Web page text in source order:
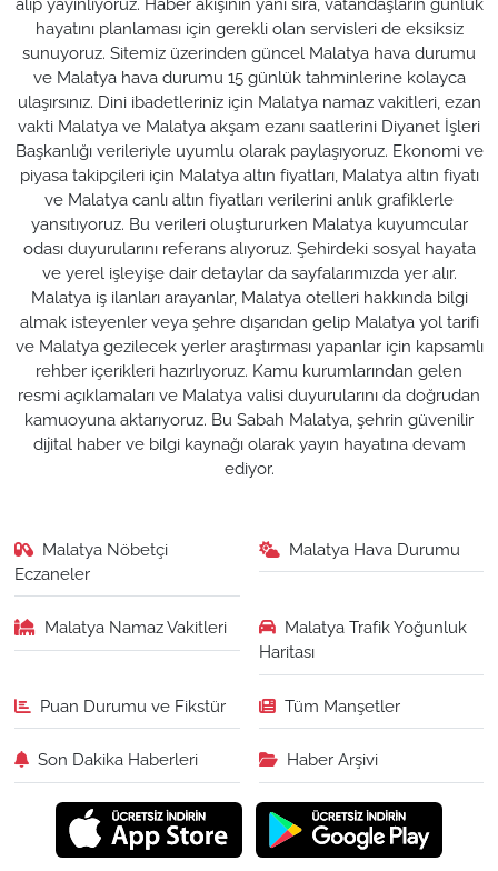
hayatını planlaması için gerekli olan servisleri de eksiksiz
sunuyoruz. Sitemiz üzerinden güncel Malatya hava durumu
ve Malatya hava durumu 15 günlük tahminlerine kolayca
ulaşırsınız. Dini ibadetleriniz için Malatya namaz vakitleri, ezan
vakti Malatya ve Malatya akşam ezanı saatlerini Diyanet İşleri
Başkanlığı verileriyle uyumlu olarak paylaşıyoruz. Ekonomi ve
piyasa takipçileri için Malatya altın fiyatları, Malatya altın fiyatı
ve Malatya canlı altın fiyatları verilerini anlık grafiklerle
yansıtıyoruz. Bu verileri oluştururken Malatya kuyumcular
odası duyurularını referans alıyoruz. Şehirdeki sosyal hayata
ve yerel işleyişe dair detaylar da sayfalarımızda yer alır.
Malatya iş ilanları arayanlar, Malatya otelleri hakkında bilgi
almak isteyenler veya şehre dışarıdan gelip Malatya yol tarifi
ve Malatya gezilecek yerler araştırması yapanlar için kapsamlı
rehber içerikleri hazırlıyoruz. Kamu kurumlarından gelen
resmi açıklamaları ve Malatya valisi duyurularını da doğrudan
kamuoyuna aktarıyoruz. Bu Sabah Malatya, şehrin güvenilir
dijital haber ve bilgi kaynağı olarak yayın hayatına devam
ediyor.
Malatya Nöbetçi
Eczaneler
Malatya Hava Durumu
Malatya Namaz Vakitleri
Malatya Trafik Yoğunluk
Haritası
Puan Durumu ve Fikstür Tüm Manşetler
Son Dakika Haberleri Haber Arşivi